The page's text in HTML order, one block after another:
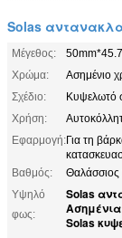
Solas
Μέγεθος:
Χρώμα:
Ασημένιο
Σχέδιο:
Κυψελωτό
Χρήση:
Εφαρμογή:Για τη
Βαθμός:
Υψηλό
φως:
Solas
Solas